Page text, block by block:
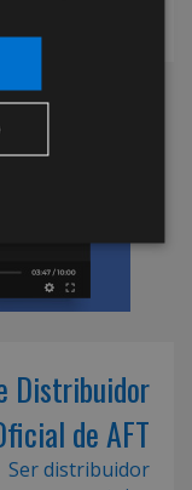
Distribuidor
de AFT
Ser distribuidor